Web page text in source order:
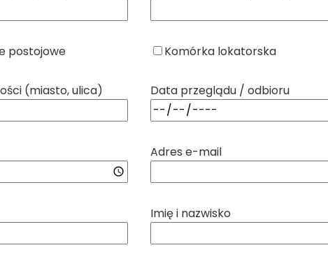
postojowe Komórka lokatorska
(miasto, ulica) Data przeglądu / odbioru
Adres e-mail
Imię i nazwisko